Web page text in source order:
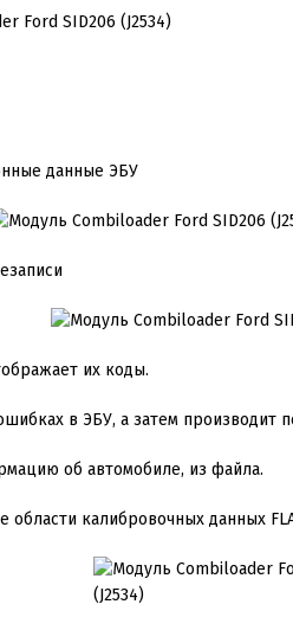
данные ЭБУ
их коды.
в ЭБУ, а затем производит
об автомобиле, из файла.
калибровочных данных